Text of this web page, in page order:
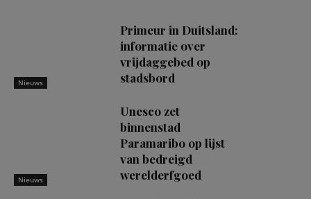
Nieuws
Primeur in Duitsland:
informatie over
vrijdaggebed op
stadsbord
Nieuws
Unesco zet
binnenstad
Paramaribo op lijst
van bedreigd
werelderfgoed